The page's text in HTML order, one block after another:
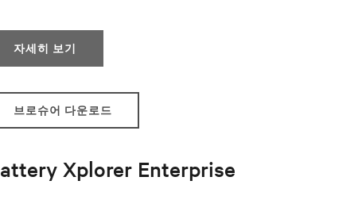
자세히 보기
브로슈어 다운로드
Xplorer Enterprise